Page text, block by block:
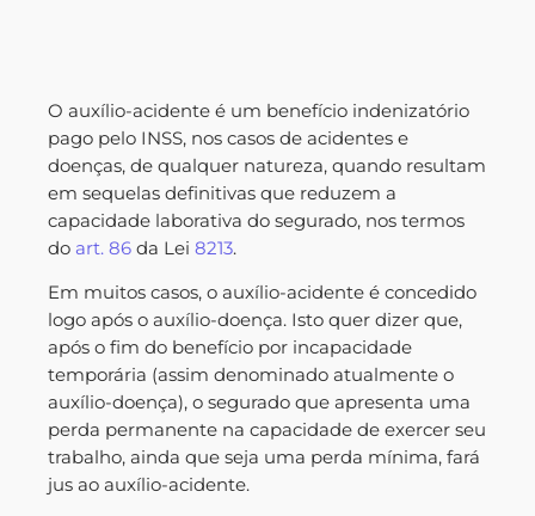
O auxílio-acidente é um benefício indenizatório
pago pelo INSS, nos casos de acidentes e
doenças, de qualquer natureza, quando resultam
em sequelas definitivas que reduzem a
capacidade laborativa do segurado, nos termos
do art. 86 da Lei 8213.
Em muitos casos, o auxílio-acidente é concedido
logo após o auxílio-doença. Isto quer dizer que,
após o fim do benefício por incapacidade
temporária (assim denominado atualmente o
auxílio-doença), o segurado que apresenta uma
perda permanente na capacidade de exercer seu
trabalho, ainda que seja uma perda mínima, fará
jus ao auxílio-acidente.